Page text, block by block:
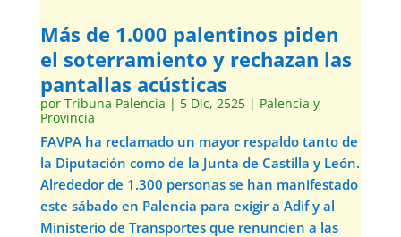
Más de 1.000 palentinos piden
el soterramiento y rechazan las
pantallas acústicas
por Tribuna Palencia | 5 Dic, 2525| Palencia y
Provincia
FAVPA ha reclamado un mayor respaldo tanto de
la Diputación como de la Junta de Castilla y León.
Alrededor de 1.300 personas se han manifestado
este sábado en Palencia para exigir a Adif y al
Ministerio de Transportes que renuncien a las